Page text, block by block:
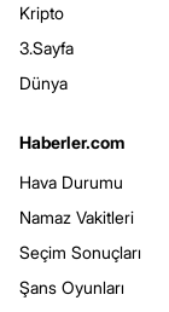
Kripto
3.Sayfa
Dünya
Haberler.com
Hava Durumu
Namaz Vakitleri
Seçim Sonuçları
Şans Oyunları